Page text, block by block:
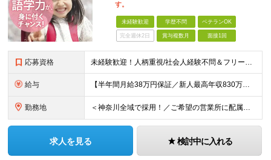
す。
未経験歓迎 学歴不問 ベテランOK
完全週休2日 賞与複数月 面接1回
応募資格 未経験歓迎！人柄重視/社会人経験不問＆フリーターもOK ■普通自動車免許（AT限定可）を取得して1年以上経過している方 ※前職・学歴・ブランク・転職回数などは一切不問です。 <2種免許取得代は全額
給与 【半年間月給38万円保証／新人最高年収830万円／賞与年2回／給料控除を100%撤廃】 6ヶ月間、月給38万円保証＋歩合給＋賞与年2回（川崎／保土ヶ谷／戸塚） ◆保証額を超える売上時は上乗せした給与
勤務地 ＜神奈川全域で採用！／ご希望の営業所に配属＞◎転居を伴う転勤なし！◎U・Iターン歓迎！◎マイカー通勤OK（駐車場完備） 神奈川全域に6拠点（★希望の営業所に配属） ■本社：横浜市戸塚区名瀬町1152
求人を見る 検討中に入れる